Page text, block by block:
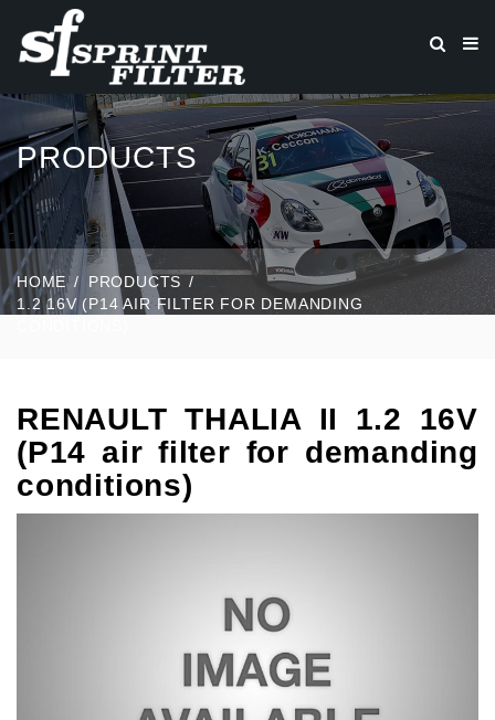
PRODUCTS
HOME
PRODUCTS
1.2 16V (P14 AIR FILTER FOR DEMANDING
RENAULT THALIA II 1.2 16V
(P14 air filter for demanding
conditions)